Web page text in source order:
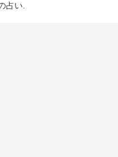
占い.